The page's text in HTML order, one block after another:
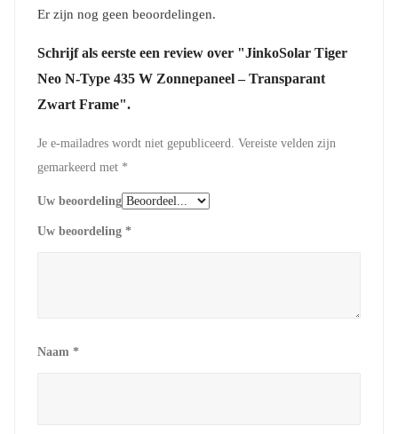
Er zijn nog geen beoordelingen.
Schrijf als eerste een review over "JinkoSolar Tiger
Neo N-Type 435 W Zonnepaneel – Transparant
Zwart Frame".
Je e-mailadres wordt niet gepubliceerd. Vereiste velden zijn
gemarkeerd met *
Uw beoordeling
Uw beoordeling *
Naam *